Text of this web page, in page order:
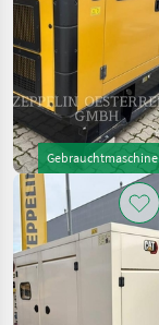
Gebrauchtmaschine